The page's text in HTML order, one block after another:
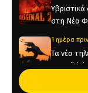
στη Νέα
1 ημέρα πριν
Τα νέα
Arena”